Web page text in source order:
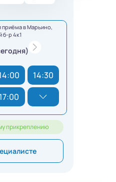
в Марьино,
б-р 4к1
14:30
17:00
прикреплению